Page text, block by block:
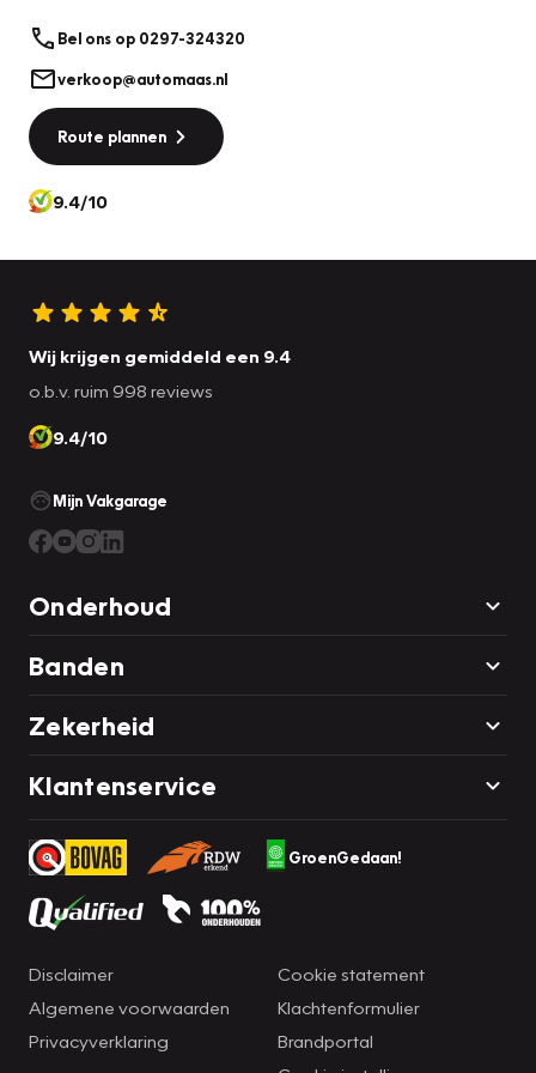
Bel ons op 0297-324320
verkoop@automaas.nl
Route plannen
9.4/10
Wij krijgen gemiddeld een 9.4
o.b.v. ruim 998 reviews
9.4/10
Mijn Vakgarage
Onderhoud
Banden
Zekerheid
Klantenservice
GroenGedaan!
Disclaimer
Algemene voorwaarden
Privacyverklaring
Cookie statement
Klachtenformulier
Brandportal